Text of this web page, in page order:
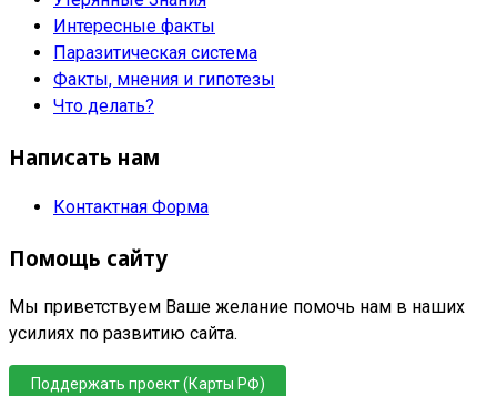
Интересные факты
Паразитическая система
Факты, мнения и гипотезы
Что делать?
Написать нам
Контактная Форма
Помощь сайту
Мы приветствуем Ваше желание помочь нам в наших
усилиях по развитию сайта.
Поддержать проект (Карты РФ)